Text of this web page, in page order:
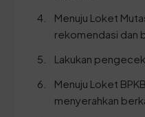
Menuju Loket
rekomendasi dan
Lakukan
Menuju Loket
menyerahkan